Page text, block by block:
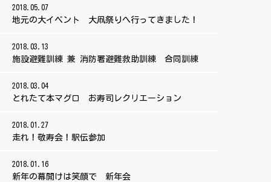
2018.05.07
地元の大イベント 大凧祭りへ行ってきました！
2018.03.13
施設避難訓練 兼 消防署避難救助訓練 合同訓練
2018.03.04
とれたて本マグロ お寿司レクリエーション
2018.01.27
走れ！敬寿会！駅伝参加
2018.01.16
新年の幕開けは笑顔で 新年会